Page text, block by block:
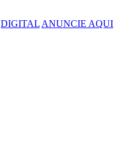
DIGITAL ANUNCIE AQUI